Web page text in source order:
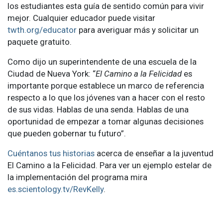
los estudiantes esta guía de sentido común para vivir
mejor. Cualquier educador puede visitar
twth.org/educator para averiguar más y solicitar un
paquete gratuito.
Como dijo un superintendente de una escuela de la
Ciudad de Nueva York: “El Camino a la Felicidades
importante porque establece un marco de referencia
respecto a lo que los jóvenes van a hacer con el resto
de sus vidas. Hablas de una senda. Hablas de una
oportunidad de empezar a tomar algunas decisiones
que pueden gobernar tu futuro”.
Cuéntanos tus historias acerca de enseñar a la juventud
El Camino a la Felicidad. Para ver un ejemplo estelar de
la implementación del programa mira
es.scientology.tv/RevKelly.